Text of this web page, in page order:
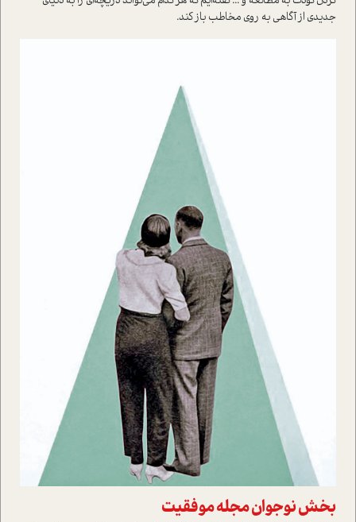
جدیدی از آگاهی به روی مخاطب باز کند.
بخش نوجوان مجله موفقیت